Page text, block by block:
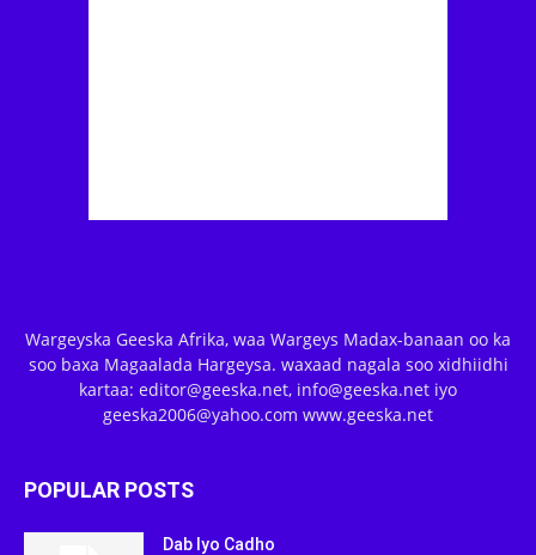
Wargeyska Geeska Afrika, waa Wargeys Madax-banaan oo ka
soo baxa Magaalada Hargeysa. waxaad nagala soo xidhiidhi
kartaa: editor@geeska.net, info@geeska.net iyo
geeska2006@yahoo.com www.geeska.net
POPULAR POSTS
Dab Iyo Cadho